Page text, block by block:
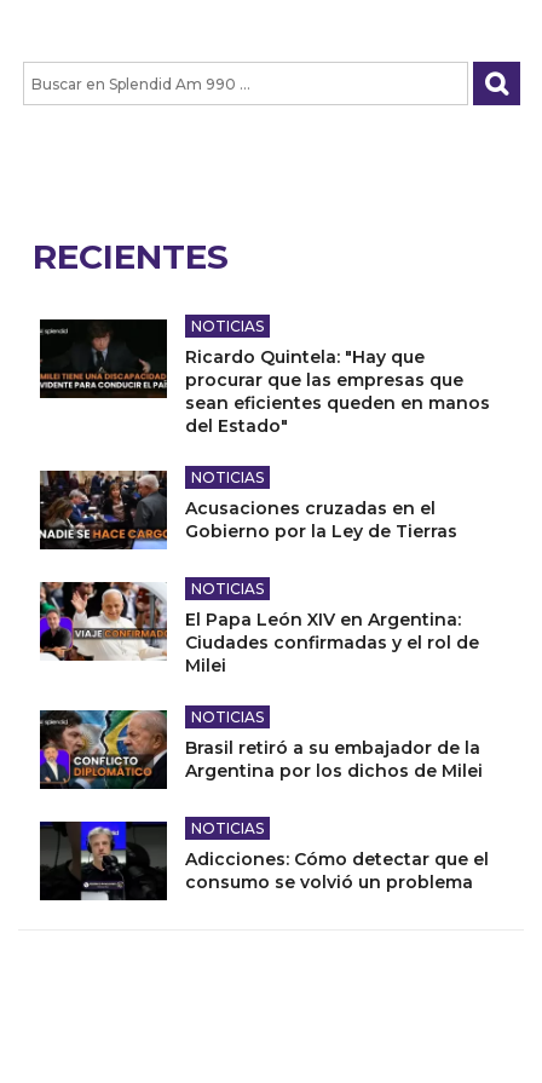
RECIENTES
NOTICIAS
Ricardo Quintela: "Hay que
procurar que las empresas que
sean eficientes queden en manos
del Estado"
NOTICIAS
Acusaciones cruzadas en el
Gobierno por la Ley de Tierras
NOTICIAS
El Papa León XIV en Argentina:
Ciudades confirmadas y el rol de
Milei
NOTICIAS
Brasil retiró a su embajador de la
Argentina por los dichos de Milei
NOTICIAS
Adicciones: Cómo detectar que el
consumo se volvió un problema